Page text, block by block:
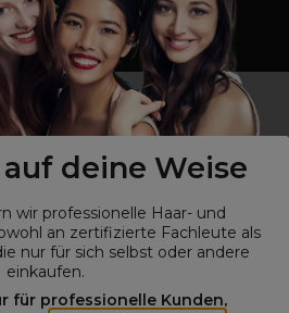
deine Weise
wir professionelle Haar- und
an zertifizierte Fachleute als
nur für sich selbst oder andere
einkaufen.
für professionelle Kunden,
kein Profikunde?
FÜR ENDVERBRAUCHER.*